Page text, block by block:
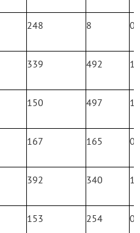
248 8 0
339 492 1
150 497 1
167 165 0
392 340 1
153 254 0